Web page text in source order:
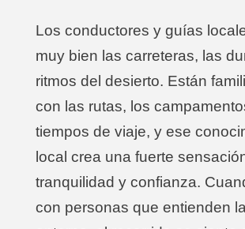
Los conductores y guías
muy bien las carreteras, las
ritmos del desierto. Están
con las rutas, los
tiempos de viaje, y ese
local crea una fuerte
tranquilidad y confianza.
con personas que entienden